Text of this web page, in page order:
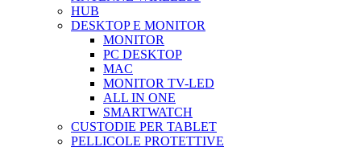
HUB
DESKTOP E MONITOR
MONITOR
PC DESKTOP
MAC
MONITOR TV-LED
ALL IN ONE
SMARTWATCH
CUSTODIE PER TABLET
PELLICOLE PROTETTIVE